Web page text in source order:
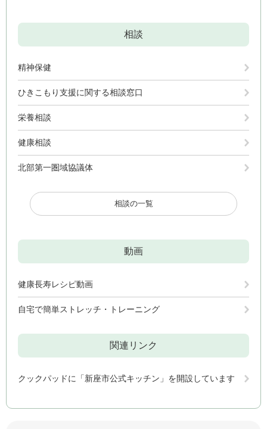
相談
精神保健
ひきこもり支援に関する相談窓口
栄養相談
健康相談
北部第一圏域協議体
相談の一覧
動画
健康長寿レシピ動画
自宅で簡単ストレッチ・トレーニング
関連リンク
クックパッドに「新座市公式キッチン」を開設しています